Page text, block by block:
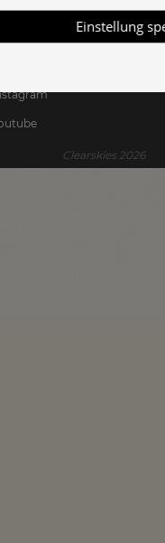
Clearskies 2026
Einstellung